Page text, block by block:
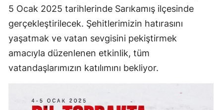
Rize
Sakarya
Siirt
Sinop
Sivas
5 Ocak 2025 tarihlerinde Sarıkamış ilçesinde
gerçekleştirilecek. Şehitlerimizin hatırasını
yaşatmak ve vatan sevgisini pekiştirmek
amacıyla düzenlenen etkinlik, tüm
vatandaşlarımızın katılımını bekliyor.